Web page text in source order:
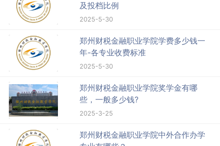
及投档比例
2025-5-30
郑州财税金融职业学院学费多少钱一
年-各专业收费标准
2025-5-30
郑州财税金融职业学院奖学金有哪
些，一般多少钱?
2025-3-25
郑州财税金融职业学院中外合作办学